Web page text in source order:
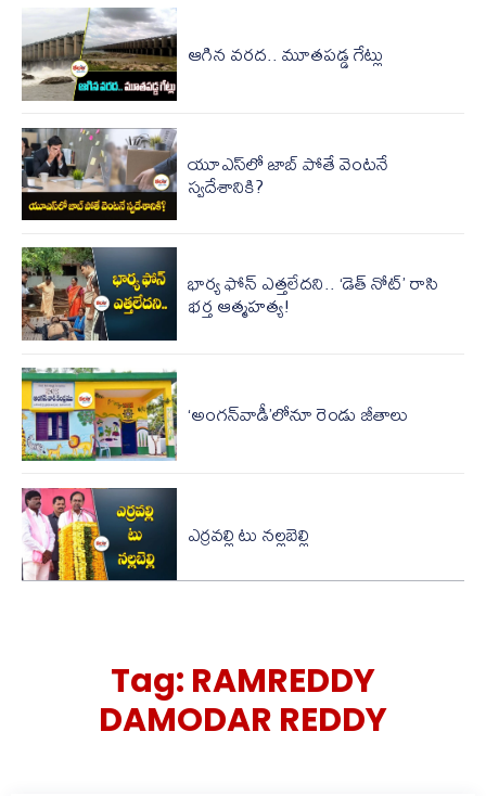
ఆగిన వరద.. మూత‌ప‌డ్డ‌ గేట్లు
యూఎస్‌లో జాబ్‌ పోతే వెంటనే
స్వదేశానికి?
భార్య ఫోన్ ఎత్తలేదని.. ‘డెత్ నోట్’ రాసి
భర్త ఆత్మహత్య!
‘అంగన్‌వాడీ’లోనూ రెండు జీతాలు
ఎర్రవల్లి టు నల్లబెల్లి
Tag: RAMREDDY
DAMODAR REDDY